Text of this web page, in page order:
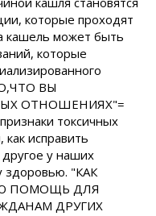
которые проходят
кашель может быть
которые
ВЫ
ОТНОШЕНИЯХ"=
токсичных
исправить
у наших
здоровью. "КАК
ПОМОЩЬ ДЛЯ
ДРУГИХ